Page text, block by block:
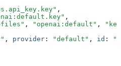
,
,
, "openai:default" ,
, provider : "default" , id :